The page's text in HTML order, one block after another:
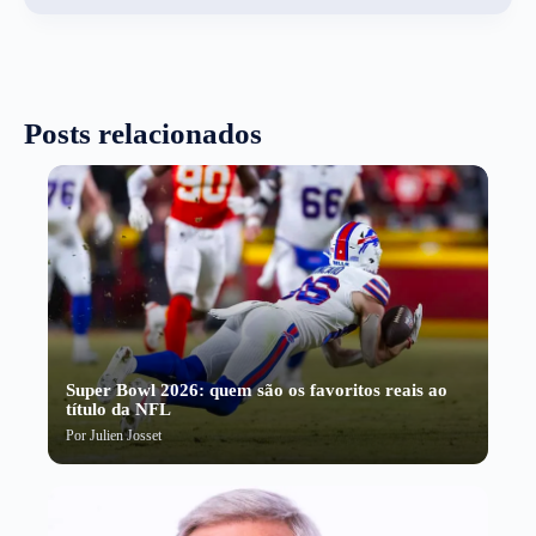
Posts relacionados
Super Bowl 2026: quem são os favoritos reais ao
título da NFL
Por Julien Josset